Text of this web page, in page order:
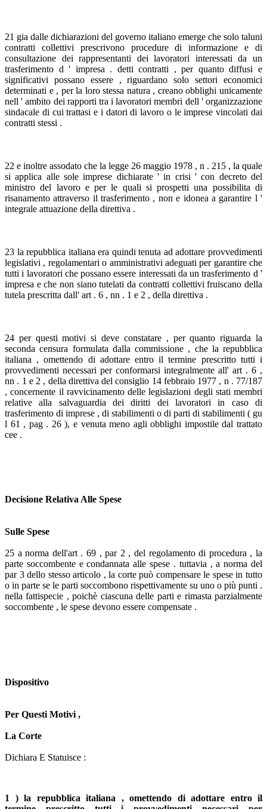
21 gia dalle dichiarazioni del governo italiano emerge che solo taluni
contratti collettivi prescrivono procedure di informazione e di
consultazione dei rappresentanti dei lavoratori interessati da un
trasferimento d ' impresa . detti contratti , per quanto diffusi e
significativi possano essere , riguardano solo settori economici
determinati e , per la loro stessa natura , creano obblighi unicamente
nell ' ambito dei rapporti tra i lavoratori membri dell ' organizzazione
sindacale di cui trattasi e i datori di lavoro o le imprese vincolati dai
contratti stessi .
22 e inoltre assodato che la legge 26 maggio 1978 , n . 215 , la quale
si applica alle sole imprese dichiarate ' in crisi ' con decreto del
ministro del lavoro e per le quali si prospetti una possibilita di
risanamento attraverso il trasferimento , non e idonea a garantire l '
integrale attuazione della direttiva .
23 la repubblica italiana era quindi tenuta ad adottare provvedimenti
legislativi , regolamentari o amministrativi adeguati per garantire che
tutti i lavoratori che possano essere interessati da un trasferimento d '
impresa e che non siano tutelati da contratti collettivi fruiscano della
tutela prescritta dall' art . 6 , nn . 1 e 2 , della direttiva .
24 per questi motivi si deve constatare , per quanto riguarda la
seconda censura formulata dalla commissione , che la repubblica
italiana , omettendo di adottare entro il termine prescritto tutti i
provvedimenti necessari per conformarsi integralmente all' art . 6 ,
nn . 1 e 2 , della direttiva del consiglio 14 febbraio 1977 , n . 77/187
, concernente il ravvicinamento delle legislazioni degli stati membri
relative alla salvaguardia dei diritti dei lavoratori in caso di
trasferimento di imprese , di stabilimenti o di parti di stabilimenti ( gu
l 61 , pag . 26 ), e venuta meno agli obblighi impostile dal trattato
cee .
Decisione Relativa Alle Spese
Sulle Spese
25 a norma dell'art . 69 , par 2 , del regolamento di procedura , la
parte soccombente e condannata alle spese . tuttavia , a norma del
par 3 dello stesso articolo , la corte può compensare le spese in tutto
o in parte se le parti soccombono rispettivamente su uno o più punti .
nella fattispecie , poichè ciascuna delle parti e rimasta parzialmente
soccombente , le spese devono essere compensate .
Dispositivo
Per Questi Motivi ,
La Corte
Dichiara E Statuisce :
1 ) la repubblica italiana , omettendo di adottare entro il